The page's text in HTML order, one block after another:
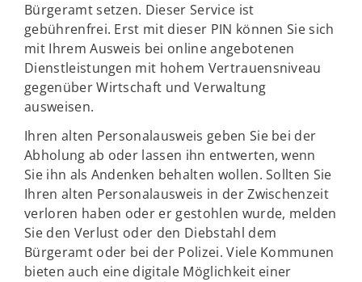
Bürgeramt setzen. Dieser Service ist
gebührenfrei. Erst mit dieser PIN können Sie sich
mit Ihrem Ausweis bei online angebotenen
Dienstleistungen mit hohem Vertrauensniveau
gegenüber Wirtschaft und Verwaltung
ausweisen.
Ihren alten Personalausweis geben Sie bei der
Abholung ab oder lassen ihn entwerten, wenn
Sie ihn als Andenken behalten wollen. Sollten Sie
Ihren alten Personalausweis in der Zwischenzeit
verloren haben oder er gestohlen wurde, melden
Sie den Verlust oder den Diebstahl dem
Bürgeramt oder bei der Polizei. Viele Kommunen
bieten auch eine digitale Möglichkeit einer